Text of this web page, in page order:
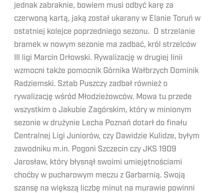
jednak zabraknie, bowiem musi odbyć karę za
czerwoną kartą, jaką został ukarany w Elanie Toruń w
ostatniej kolejce poprzedniego sezonu. O strzelanie
bramek w nowym sezonie ma zadbać, król strzelców
III ligi Marcin Orłowski. Rywalizację w drugiej linii
wzmocni także pomocnik Górnika Wałbrzych Dominik
Radziemski. Sztab Puszczy zadbał również o
rywalizację wśród Młodzieżowców. Mowa tu przede
wszystkim o Jakubie Zagórskim, który w minionym
sezonie w drużynie Lecha Poznań dotarł do finału
Centralnej Ligi Juniorów, czy Dawidzie Kulidze, byłym
zawodniku m.in. Pogoni Szczecin czy JKS 1909
Jarosław, który błysnął swoimi umiejętnościami
choćby w pucharowym meczu z Garbarnią. Swoją
szansę na większą liczbę minut na murawie powinni